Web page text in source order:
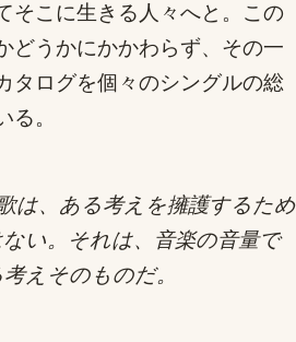
そこに生きる人々へと。この
どうかにかかわらず、その一
タログを個々のシングルの総
。
は、ある考えを擁護するため
い。それは、音楽の音量で
えそのものだ。